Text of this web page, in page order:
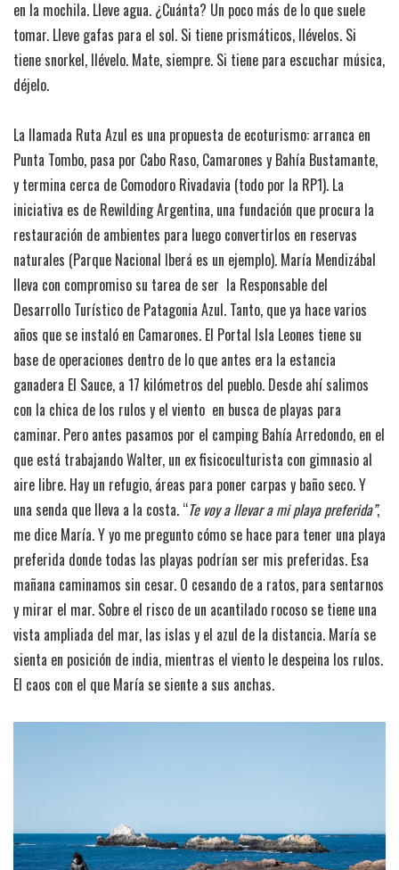
en la mochila. Lleve agua. ¿Cuánta? Un poco más de lo que suele
tomar. Lleve gafas para el sol. Si tiene prismáticos, llévelos. Si
tiene snorkel, llévelo. Mate, siempre. Si tiene para escuchar música,
déjelo.
La llamada Ruta Azul es una propuesta de ecoturismo: arranca en
Punta Tombo, pasa por Cabo Raso, Camarones y Bahía Bustamante,
y termina cerca de Comodoro Rivadavia (todo por la RP1). La
iniciativa es de Rewilding Argentina, una fundación que procura la
restauración de ambientes para luego convertirlos en reservas
naturales (Parque Nacional Iberá es un ejemplo). María Mendizábal
lleva con compromiso su tarea de ser la Responsable del
Desarrollo Turístico de Patagonia Azul. Tanto, que ya hace varios
años que se instaló en Camarones. El Portal Isla Leones tiene su
base de operaciones dentro de lo que antes era la estancia
ganadera El Sauce, a 17 kilómetros del pueblo. Desde ahí salimos
con la chica de los rulos y el viento en busca de playas para
caminar. Pero antes pasamos por el camping Bahía Arredondo, en el
que está trabajando Walter, un ex fisicoculturista con gimnasio al
aire libre. Hay un refugio, áreas para poner carpas y baño seco. Y
una senda que lleva a la costa. “Te voy a llevar a mi playa preferida”,
me dice María. Y yo me pregunto cómo se hace para tener una playa
preferida donde todas las playas podrían ser mis preferidas. Esa
mañana caminamos sin cesar. O cesando de a ratos, para sentarnos
y mirar el mar. Sobre el risco de un acantilado rocoso se tiene una
vista ampliada del mar, las islas y el azul de la distancia. María se
sienta en posición de india, mientras el viento le despeina los rulos.
El caos con el que María se siente a sus anchas.